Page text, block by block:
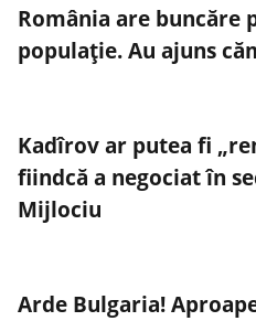
România are buncăre
populație. Au ajuns
Kadîrov ar putea fi
fiindcă a negociat în
Mijlociu
Arde Bulgaria!